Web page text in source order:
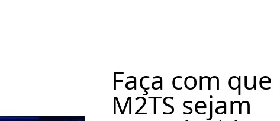
Faça com
M2TS sejam